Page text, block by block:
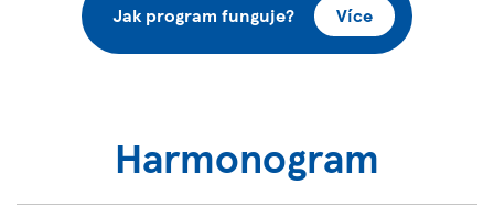
Jak program funguje? Více
Harmonogram